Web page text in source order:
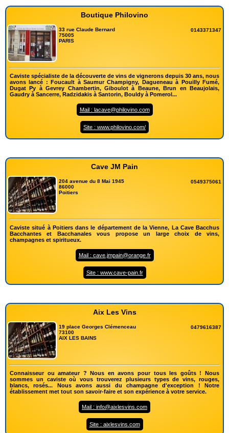
Boutique Philovino
33 rue Claude Bernard
75005
PARIS
0143371347
Caviste spécialiste de la découverte de vins de vignerons depuis 30 ans, nous
avons lancé : Foucault à Saumur Champigny, Dagueneau à Pouilly Fumé,
Dugat Py à Gevrey Chambertin, Giboulot à Beaune, Brun en Beaujolais,
Gaudry à Sancerre, Radzidakis à Santorin, Bouldy à Pomerol...
Mail : lacave@philovino.com
Site : www.philovino.com/
Cave JM Pain
204 avenue du 8 Mai 1945
86000
Poitiers
0549375061
Caviste situé à Poitiers dans le département de la Vienne, La Cave Bacchus
Bacchantes et Bacchanales vous propose un large choix de vins,
champagnes et spiritueux.
Mail : cave.jmpain@orange.fr
Site : www.cave-pain.fr
Aix Les Vins
19 place Georges Clémenceau
73100
AIX LES BAINS
0479616387
Connaisseur ou amateur ? Nous en avons pour tous les goûts ! Nous
sommes un caviste où vous trouverez plusieurs types de vins, rouges,
blancs, rosés... Nous avons aussi du champagne d'exception ! Notre
établissement met tout son savoir-faire et son expérience à votre service.
Mail : info@aixlesvins.com
Site : aixlesvins.com